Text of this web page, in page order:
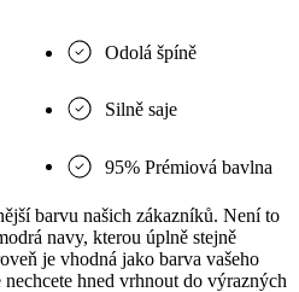
Odolá špíně
Silně saje
95% Prémiová bavlna
barvu našich zákazníků. Není to
navy, kterou úplně stejně
je vhodná jako barva vašeho
hned vrhnout do výrazných